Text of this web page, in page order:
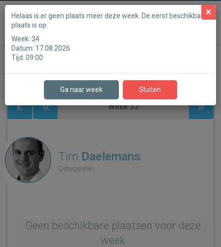
Powered by
Medisch Centrum Rotselaar
Stap 1
Week33
Tim Daelemans
Osteopaten
Geen beschikbare plaatsen voor deze
week
Helaas is er geen plaats meer deze week. De eerst beschikbare
plaats is op:
Week: 34
Datum: 17.08.2026
Tijd: 09:00
Ga naar week Sluiten